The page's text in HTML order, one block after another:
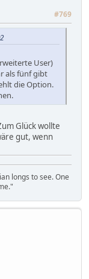
#769
User)
als fünf gibt
die Option.
Glück wollte
gut, wenn
longs to see. One